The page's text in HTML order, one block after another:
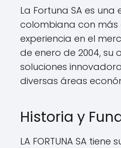
La Fortuna SA es una
colombiana con más
experiencia en el
de enero de 2004, su
soluciones
diversas áreas
Historia y
LA FORTUNA SA tiene